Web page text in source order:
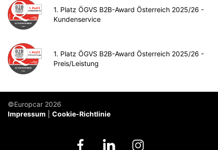
1. Platz ÖGVS B2B-Award Österreich 2025/26 -
Kundenservice
1. Platz ÖGVS B2B-Award Österreich 2025/26 -
Preis/Leistung
©Europcar 2026
Impressum
Cookie-Richtlinie